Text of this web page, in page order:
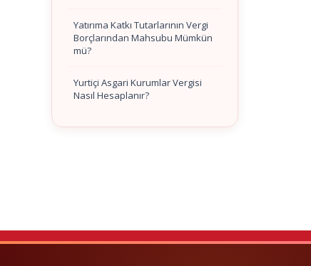
Yatırıma Katkı Tutarlarının Vergi
Borçlarından Mahsubu Mümkün
mü?
Yurtiçi Asgari Kurumlar Vergisi
Nasıl Hesaplanır?